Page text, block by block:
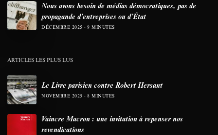
Nous avons besoin de médias démocratiques, pas de
propagande d’entreprises ou d’État
DÉCEMBRE 2025 9 MINUTES
ARTICLES LES PLUS LUS
Le Livre parisien contre Robert Hersant
NOVEMBRE 2025 8 MINUTES
Vaincre Macron : une invitation à repenser nos
revendications